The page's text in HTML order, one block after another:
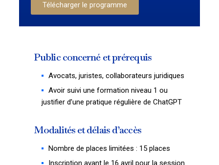
Télécharger le programme
Public concerné et prérequis
Avocats, juristes, collaborateurs juridiques
Avoir suivi une formation niveau 1 ou
justifier d’une pratique régulière de ChatGPT
Modalités et délais d’accès
Nombre de places limitées : 15 places
Inscription avant le 16 avril pour la session